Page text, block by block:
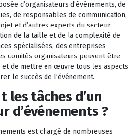
d’organisateurs d’événements, de
de responsables de communication,
et d’autres experts du secteur
de la taille et de la complexité de
spécialisées, des entreprises
comités organisateurs peuvent être
et de mettre en œuvre tous les aspects
le succès de l’événement.
les tâches d’un
d’événements ?
est chargé de nombreuses